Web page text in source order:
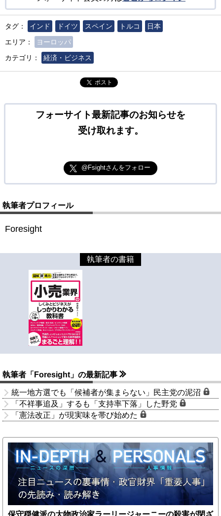
タグ： インド ドイツ スペイン トルコ
日本
エリア：
ヨーロッパ
カテゴリ：
経済・ビジネス
ポスト
フォーサイト最新記事のお知らせを
受け取れます。
@Fsightさんをフォロー
執筆者プロフィール
Foresight
執筆者の書籍
執筆者「Foresight」の最新記事
統一地方選でも「候補者が集まらない」民主党の泥沼
「不祥事追及」するも「支持率下落」した野党
「憲法改正」が現実味を帯び始めた